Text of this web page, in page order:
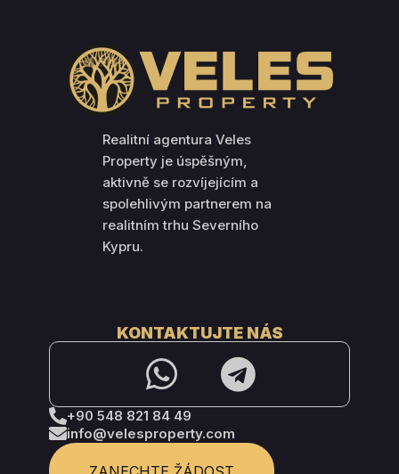
Realitní agentura Veles
Property je úspěšným,
aktivně se rozvíjejícím a
spolehlivým partnerem na
realitním trhu Severního
Kypru.
KONTAKTUJTE NÁS
+90 548 821 84 49
info@velesproperty.com